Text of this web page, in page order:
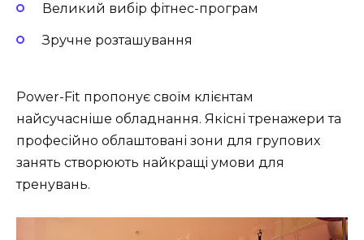
Великий вибір фітнес-програм
Зручне розташування
Power-Fit пропонує своїм клієнтам
найсучасніше обладнання. Якісні тренажери та
професійно облаштовані зони для групових
занять створюють найкращі умови для
тренувань.